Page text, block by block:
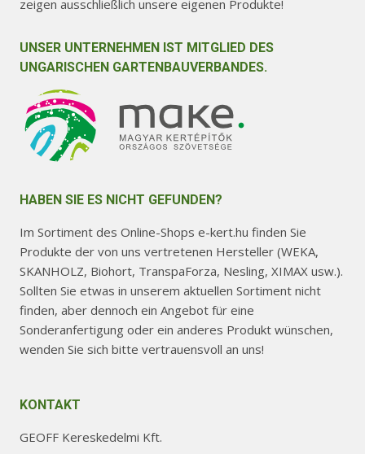
zeigen ausschließlich unsere eigenen Produkte!
UNSER UNTERNEHMEN IST MITGLIED DES
UNGARISCHEN GARTENBAUVERBANDES.
HABEN SIE ES NICHT GEFUNDEN?
Im Sortiment des Online-Shops e-kert.hu finden Sie
Produkte der von uns vertretenen Hersteller (WEKA,
SKANHOLZ, Biohort, TranspaForza, Nesling, XIMAX usw.).
Sollten Sie etwas in unserem aktuellen Sortiment nicht
finden, aber dennoch ein Angebot für eine
Sonderanfertigung oder ein anderes Produkt wünschen,
wenden Sie sich bitte vertrauensvoll an uns!
KONTAKT
GEOFF Kereskedelmi Kft.